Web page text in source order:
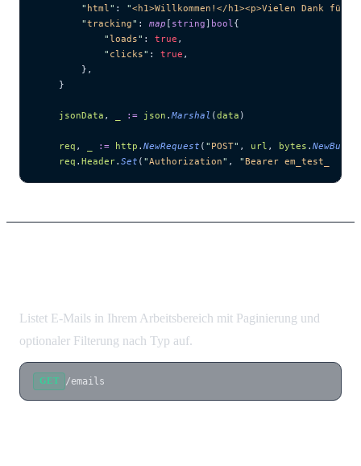
        "
html" : "<h1>Willkommen!</h1><p>Vielen Dank für
        "
tracking" : map [ string] bool{
            "
loads" : true ,
            "
clicks" : true ,
        },
    }
    jsonData
, := json .Marshal (data )
    req
, := http . NewRequest ( " POST" , url , bytes .
    req
. Header. Set ( "Authorization" , "Bearer em_test_
Listet E-Mails in Ihrem Arbeitsbereich mit Paginierung und
optionaler Filterung nach Typ auf.
GET /emails